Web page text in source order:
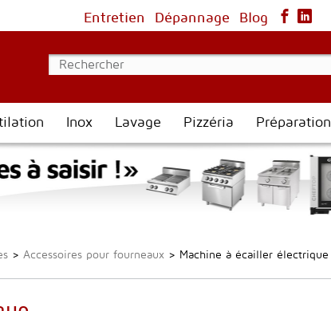
Entretien Dépannage Blog
Inox Lavage Pizzéria
> Accessoires pour fourneaux > Machine à écailler électrique